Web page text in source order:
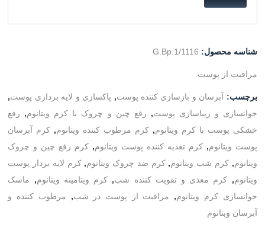
شناسه محصول: G.Bp.1/1116
مراقبت از پوست
برچسب: آبرسان و بازسازی کننده پوست, پاکسازی و لایه برداری پوست,
جوانسازی و زیباسازی پوست, رفع چین و چروک با کرم ویتانوم, رفع
خشکی پوست با کرم ویتانوم, كرم مرطوب کننده ویتانوم, کرم آبرسان
پوست ویتانوم,کرم تغذیه کننده پوست ویتانوم, کرم رفع چین و چروک
ویتانوم,کرم شب ویتانوم,کرم ضد چروک ویتانوم,کرم لایه بردار پوست
ویتانوم, کرم مغذی و تقویت کننده شب, کرم ویتامینه ویتانوم, ماسک
جوانسازی كرم ویتانوم, مراقبت از پوست در شب, مرطوب کننده و
آبرسان ویتانوم